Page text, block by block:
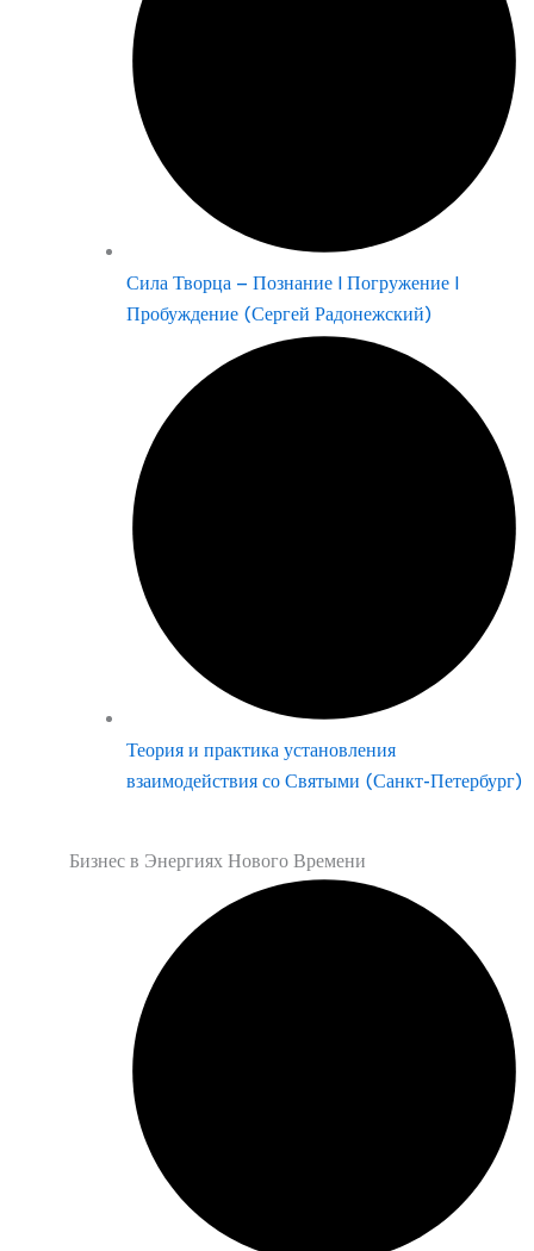
Сила Творца – Познание | Погружение |
Пробуждение (Сергей Радонежский)
Теория и практика установления
взаимодействия со Святыми (Санкт-Петербург)
Бизнес в Энергиях Нового Времени